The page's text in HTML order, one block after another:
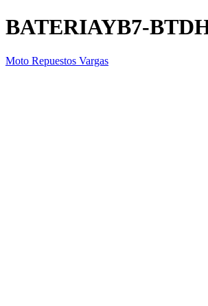
BATERIAYB7-
Moto Repuestos Vargas